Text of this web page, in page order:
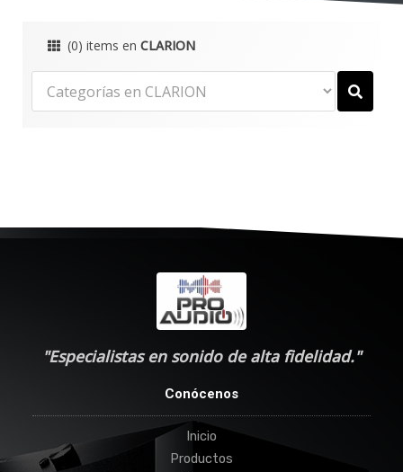
(0) items en CLARION
"Especialistas en sonido de alta fidelidad."
Conócenos
Inicio
Productos